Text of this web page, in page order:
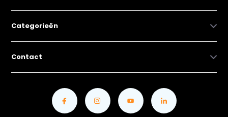
Categorieën
Contact